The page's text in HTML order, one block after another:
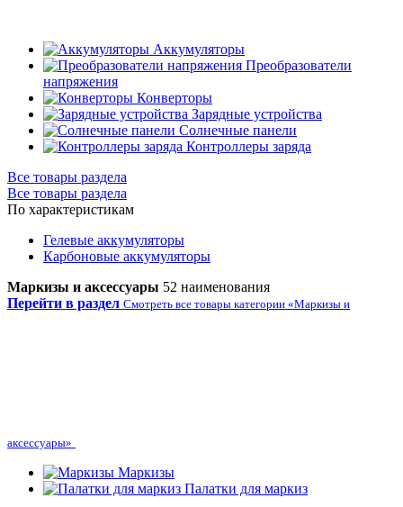
Аккумуляторы
Преобразователи
напряжения
Конверторы
Зарядные устройства
Солнечные панели
Контроллеры заряда
Все товары раздела
Все товары раздела
По характеристикам
Гелевые аккумуляторы
Карбоновые аккумуляторы
Маркизы и аксессуары 52 наименования
Перейти в раздел Смотреть все товары категории «Маркизы и
аксессуары»
Маркизы
Палатки для маркиз